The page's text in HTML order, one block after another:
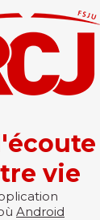
vie
Android